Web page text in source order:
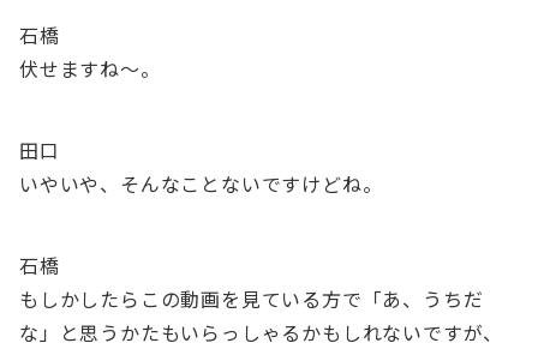
石橋
伏せますね〜。
田口
いやいや、そんなことないですけどね。
石橋
もしかしたらこの動画を見ている方で「あ、うちだ
な」と思うかたもいらっしゃるかもしれないですが、